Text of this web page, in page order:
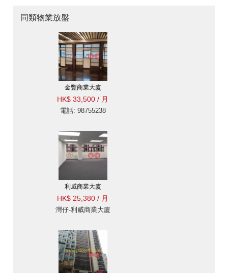
同類物業放盤
金豐商業大廈
HK$ 33,500 / 月
電話: 98755238
利威商業大廈
HK$ 25,380 / 月
灣仔-利威商業大廈